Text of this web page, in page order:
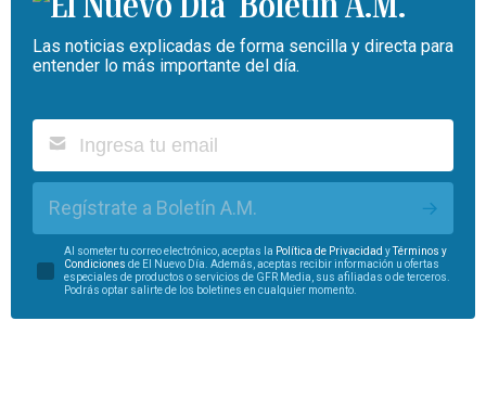
Las noticias explicadas de forma sencilla y directa para
entender lo más importante del día.
Regístrate a Boletín A.M.
Al someter tu correo electrónico, aceptas la Política de Privacidad yTérminos y
Condiciones de El Nuevo Día. Además, aceptas recibir información u ofertas
especiales de productos o servicios de GFR Media, sus afiliadas o de terceros.
Podrás optar salirte de los boletines en cualquier momento.